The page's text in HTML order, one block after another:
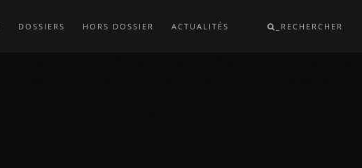
DOSSIERS HORS DOSSIER ACTUALITÉS _RECHERCHER